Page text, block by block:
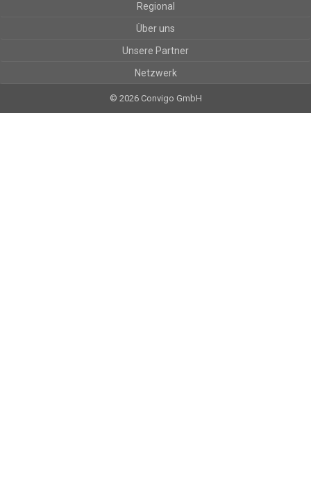
Regional
Über uns
Unsere Partner
Netzwerk
© 2026 Convigo GmbH